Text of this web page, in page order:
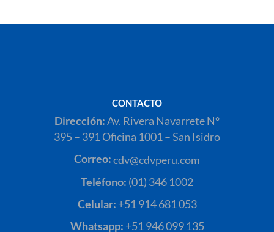
CONTACTO
Dirección:Av. Rivera Navarrete N°
395 – 391 Oficina 1001 – San Isidro
Correo:cdv@cdvperu.com
Teléfono: (01) 346 1002
Celular: +51 914 681 053
Whatsapp: +51 946 099 135